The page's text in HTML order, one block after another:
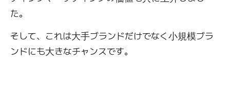
た。
そして、これは大手ブランドだけでなく小規模ブラ
ンドにも大きなチャンスです。